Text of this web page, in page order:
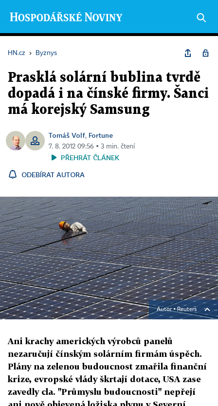
HN.cz › Byznys
Prasklá solární bublina tvrdě
dopadá i na čínské firmy. Šanci
má korejský Samsung
Tomáš Volf, Fortune
7. 8. 2012 09:56 ▪ 3 min. čtení
PŘEHRÁT ČLÁNEK
ODEBÍRAT AUTORA
Autor ▪Reuters
Ani krachy amerických výrobců panelů
nezaručují čínským solárním firmám úspěch.
Plány na zelenou budoucnost zmařila finanční
krize, evropské vlády škrtají dotace, USA zase
zavedly cla. "Průmyslu budoucnosti" nepřejí